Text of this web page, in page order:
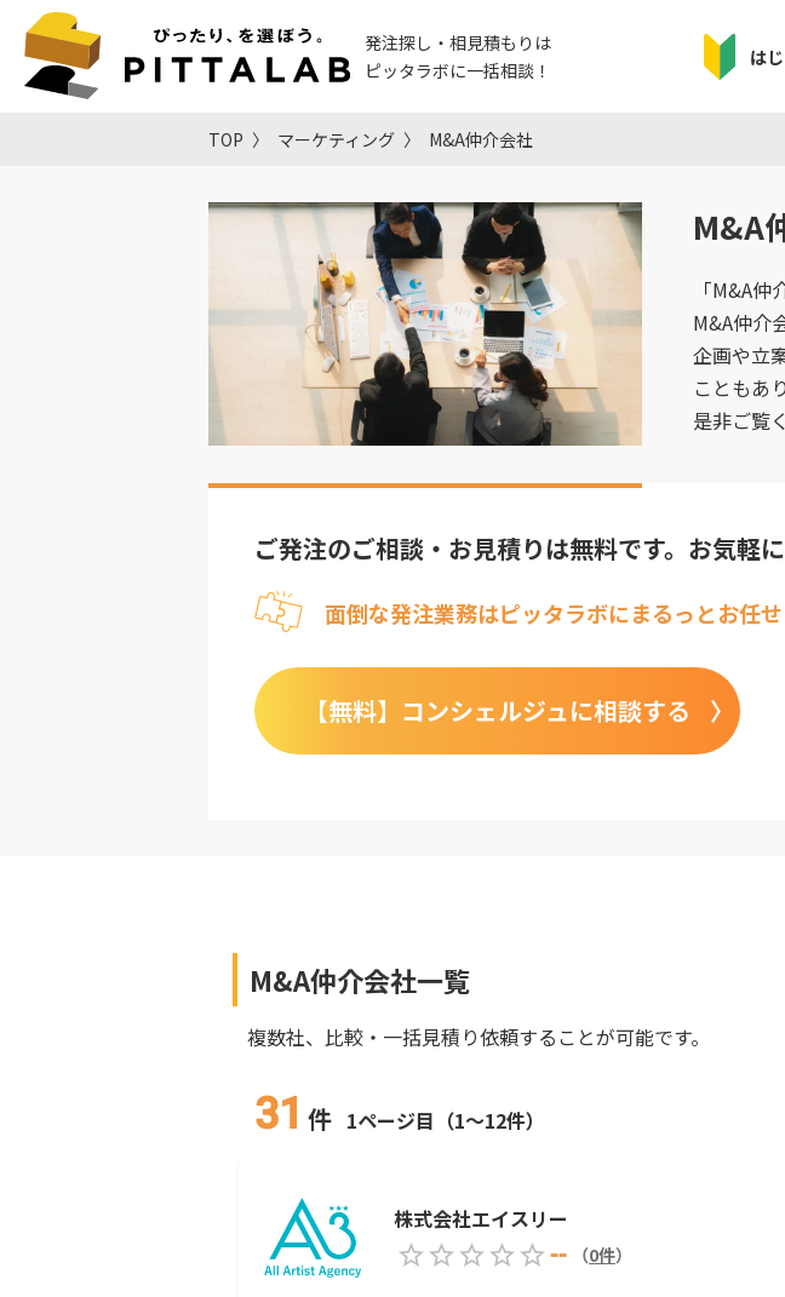
発注探し・相見積もりは
ピッタラボに一括相談！
は
TOP マーケティング M&A仲介会社
M&A
「M&A仲
M&A仲介
企画や立
こともあ
是非ご覧
ご発注のご相談・お見積りは無料です。 お気軽
面倒な発注業務はピッタラボにまるっとお任
【無料】 コンシェルジュに相談する
M&A仲介会社一覧
複数社、比較・一括見積り依頼することが可能です。
31 件 1ページ目（1～12件）
株式会社エイスリー
--
（0件）